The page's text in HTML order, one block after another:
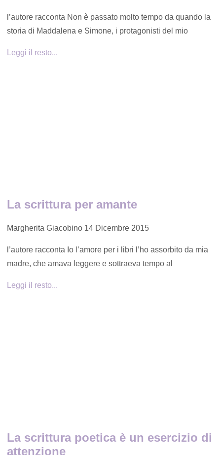
l’autore racconta Non è passato molto tempo da quando la
storia di Maddalena e Simone, i protagonisti del mio
Leggi il resto...
La scrittura per amante
Margherita Giacobino 14 Dicembre 2015
l’autore racconta Io l’amore per i libri l’ho assorbito da mia
madre, che amava leggere e sottraeva tempo al
Leggi il resto...
La scrittura poetica è un esercizio di
attenzione